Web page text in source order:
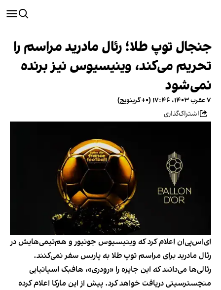
جنجال توپ طلا؛ رئال مادرید مراسم را
تحریم می‌کند، وینیسیوس نیز برنده
نمی‌شود
۷ عقرب ۱۴۰۳، ۱۷:۴۶ (‎+۰ گرینویچ)
اشتراک‌گذاری
ای‌اس‌پی‌ان اعلام کرد که وینیسیوس جونیور و هم‌تیمی‌هایش در
رئال مادرید برای مراسم توپ طلا به پاریس سفر نمی‌کنند.
رئالی‌ها می‌دانند که این جایزه را «رودری»، هافبک اسپانیایی
منچسترسیتی دریافت خواهد کرد. پیش از این مارکا اعلام کرده